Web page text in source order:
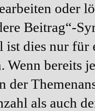
oder
Beitrag“-
dies nur für
bereits
als auch